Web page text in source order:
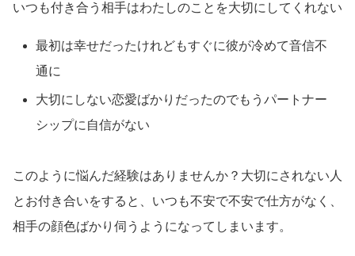
いつも付き合う相手はわたしのことを大切にしてくれない
最初は幸せだったけれどもすぐに彼が冷めて音信不
通に
大切にしない恋愛ばかりだったのでもうパートナー
シップに自信がない
このように悩んだ経験はありませんか？大切にされない人
とお付き合いをすると、いつも不安で不安で仕方がなく、
相手の顔色ばかり伺うようになってしまいます。